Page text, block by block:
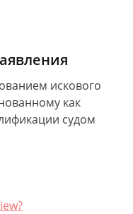
искового
как
судом